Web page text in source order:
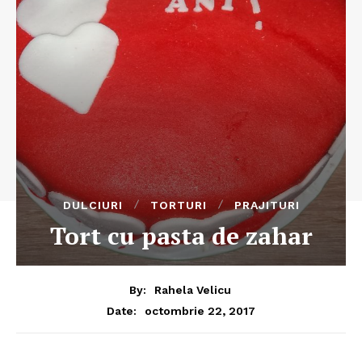
DULCIURI TORTURI PRAJITURI
Tort cu pasta de zahar
By:
Rahela Velicu
Date:
octombrie 22, 2017